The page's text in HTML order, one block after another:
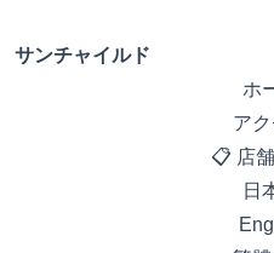
サンチャイルド
ホ
ア
📋 店
日